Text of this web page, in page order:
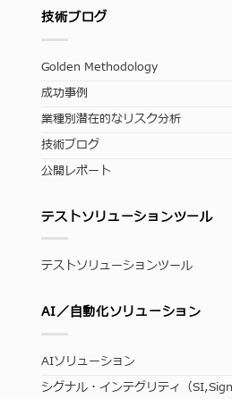
技術ブログ
Golden Methodology
成功事例
業種別潜在的なリスク分析
技術ブログ
公開レポート
テストソリューションツール
テストソリューションツール
AI／自動化ソリューション
AIソリューション
シグナル・インテグリティ（